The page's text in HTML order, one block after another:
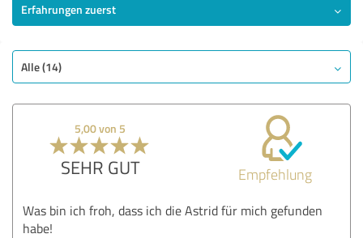
Erfahrungen zuerst
Alle (14)
5,00 von 5
SEHR GUT Empfehlung
Was bin ich froh, dass ich die Astrid für mich gefunden
habe!